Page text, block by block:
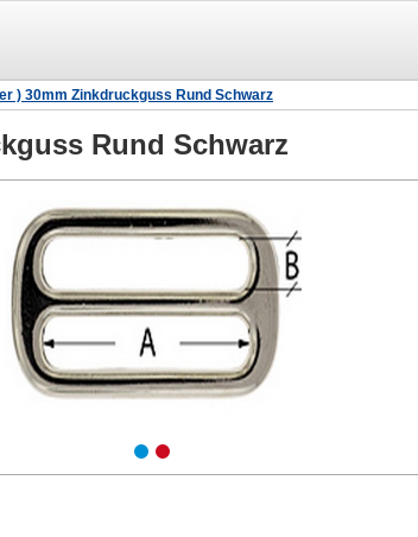
) 30mm Zinkdruckguss Rund Schwarz
Rund Schwarz